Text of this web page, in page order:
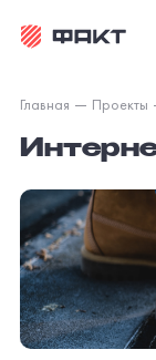
Главная Проекты